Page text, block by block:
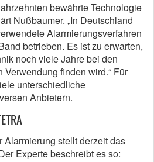
bewährte Technologie
Nußbaumer. „In Deutschland
Alarmierungsverfahren
betrieben. Es ist zu erwarten,
noch viele Jahre bei den
finden wird.“ Für
unterschiedliche
Anbietern.
Alarmierung stellt derzeit das
Experte beschreibt es so: